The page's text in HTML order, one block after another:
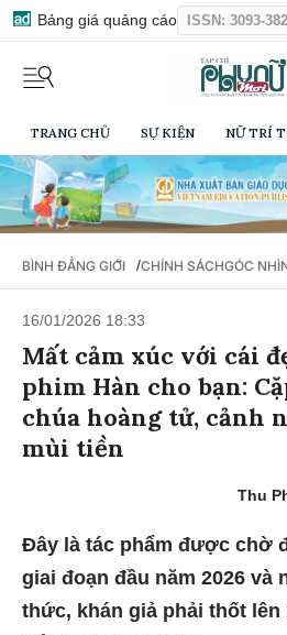
Bảng giá quảng cáo ISSN: 3093-
TRANG CHỦ SỰ KIỆN NỮ TRÍ
BÌNH ĐẲNG GIỚI /CHÍNH SÁCHGÓC
16/01/2026 18:33
Mất cảm xúc với cái
phim Hàn cho bạn:
chúa hoàng tử, cảnh
mùi tiền
Thu
Đây là tác phẩm được chờ
giai đoạn đầu năm 2026 và
thức, khán giả phải thốt lên